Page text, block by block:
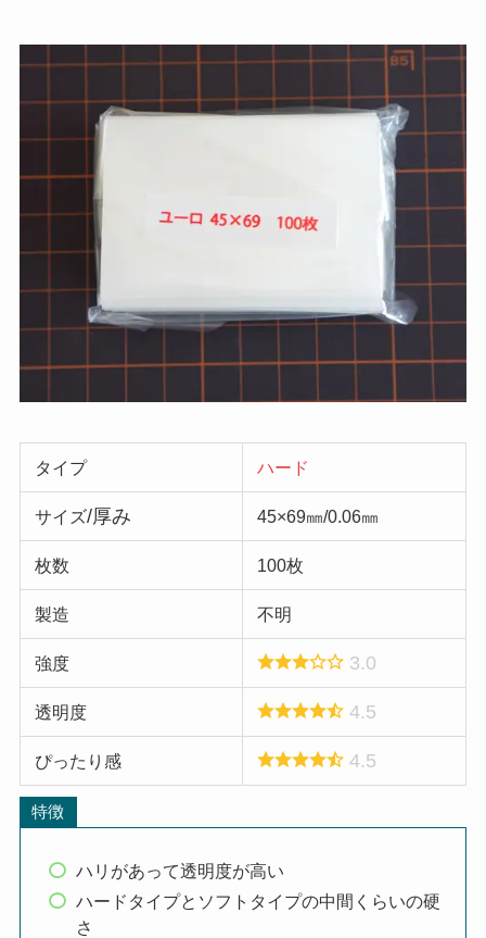
タイプ ハード
サイズ/厚み 45×69㎜/0.06㎜
枚数 100枚
製造 不明
強度 3.0
透明度 4.5
ぴったり感 4.5
特徴
ハリがあって透明度が高い
ハードタイプとソフトタイプの中間くらいの硬
さ